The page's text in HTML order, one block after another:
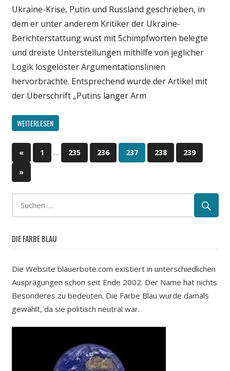
Ukraine-Krise, Putin und Russland geschrieben, in
dem er unter anderem Kritiker der Ukraine-
Berichterstattung wüst mit Schimpfworten belegte
und dreiste Unterstellungen mithilfe von jeglicher
Logik losgelöster Argumentationslinien
hervorbrachte. Entsprechend wurde der Artikel mit
der Überschrift „Putins langer Arm
WEITERLESEN
Beitragsnavigation
«Vorherige
Beiträge
1 … 235 236 237 238
239
Nächste
Beiträge
»
DIE FARBE BLAU
Die Website blauerbote.com existiert in unterschiedlichen
Ausprägungen schon seit Ende 2002. Der Name hat nichts
Besonderes zu bedeuten. Die Farbe Blau wurde damals
gewählt, da sie politisch neutral war.